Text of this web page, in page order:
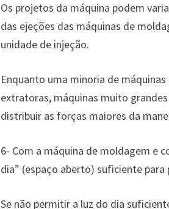
Os projetos da máquina podem
das ejeções das máquinas de
unidade de injeção.
Enquanto uma minoria de
extratoras, máquinas muito
distribuir as forças maiores da
6- Com a máquina de moldagem e
dia” (espaço aberto) suficiente
Se não permitir a luz do dia